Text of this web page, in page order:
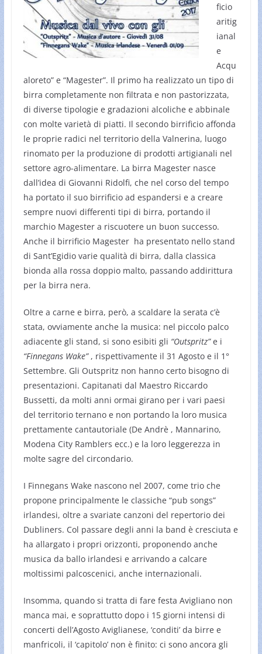
ficio
aritig
ianal
e
Acqu
aloreto” e “Magester”. Il primo ha realizzato un tipo di
birra completamente non filtrata e non pastorizzata,
di diverse tipologie e gradazioni alcoliche e abbinale
con molte varietà di piatti. Il secondo birrificio affonda
le proprie radici nel territorio della Valnerina, luogo
rinomato per la produzione di prodotti artigianali nel
settore agro-alimentare. La birra Magester nasce
dall’idea di Giovanni Ridolfi, che nel corso del tempo
ha portato il suo birrificio ad espandersi e a creare
sempre nuovi differenti tipi di birra, portando il
marchio Magester a riscuotere un buon successo.
Anche il birrificio Magester ha presentato nello stand
di Sant’Egidio varie qualità di birra, dalla classica
bionda alla rossa doppio malto, passando addirittura
per la birra nera.
Oltre a carne e birra, però, a scaldare la serata c’è
stata, ovviamente anche la musica: nel piccolo palco
adiacente gli stand, si sono esibiti gli “Outspritz”e i
“Finnegans Wake” , rispettivamente il 31 Agosto e il 1°
Settembre. Gli Outspritz non hanno certo bisogno di
presentazioni. Capitanati dal Maestro Riccardo
Bussetti, da molti anni ormai girano per i vari paesi
del territorio ternano e non portando la loro musica
prettamente cantautoriale (De Andrè , Mannarino,
Modena City Ramblers ecc.) e la loro leggerezza in
molte sagre del circondario.
I Finnegans Wake nascono nel 2007, come trio che
propone principalmente le classiche “pub songs”
irlandesi, oltre a svariate canzoni del repertorio dei
Dubliners. Col passare degli anni la band è cresciuta e
ha allargato i propri orizzonti, proponendo anche
musica da ballo irlandesi e arrivando a calcare
moltissimi palcoscenici, anche internazionali.
Insomma, quando si tratta di fare festa Avigliano non
manca mai, e soprattutto dopo i 15 giorni intensi di
concerti dell’Agosto Aviglianese, ‘conditi’ da birre e
manfricoli, il ‘capitolo’ non è finito: ci sono ancora gli